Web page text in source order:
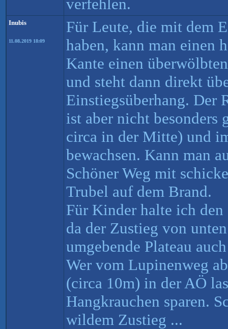
verfehlen.
Inubis
11.08.2019 18:09
Für Leute, die mit dem
haben, kann man einen
Kante einen
und steht dann direkt
Einstiegsüberhang. Der
ist aber nicht besonders
circa in der Mitte) und
bewachsen. Kann man
Schöner Weg mit
Trubel auf dem Brand.
Für Kinder halte ich
da der Zustieg von
umgebende Plateau
Wer vom Lupinenweg
(circa 10m) in der AÖ
Hangkrauchen sparen.
wildem Zustieg ...